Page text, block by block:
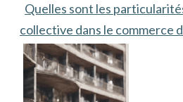
Quelles sont les
collective dans le commerce